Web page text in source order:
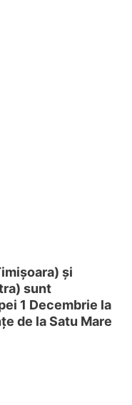
și
sunt
1 Decembrie la
de la Satu Mare